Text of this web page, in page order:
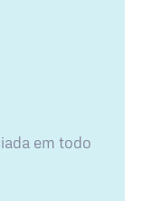
em todo